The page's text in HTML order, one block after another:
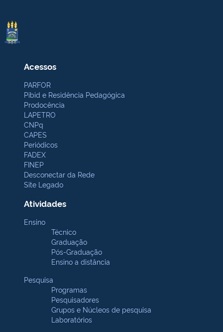
Acessos
PARFOR
Pibid e Residência Pedagógica
Prodocência
LAPETRO
CNPq
CAPES
Periódicos
FADEX
FINEP
Desconectar da Rede
Site Legado
Atividades
Ensino
Técnico
Graduação
Pós-Graduação
Ensino a distância
Pesquisa
Programas
Pesquisadores
Grupos e Núcleos de pesquisa
Laboratórios